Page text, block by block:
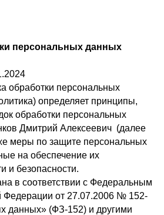
персональных данных
обработки персональных
определяет принципы,
обработки персональных
Дмитрий Алексеевич (далее
меры по защите персональных
на обеспечение их
и безопасности.
в соответствии с Федеральным
Федерации от 27.07.2006 № 152-
данных» (ФЗ-152) и другими